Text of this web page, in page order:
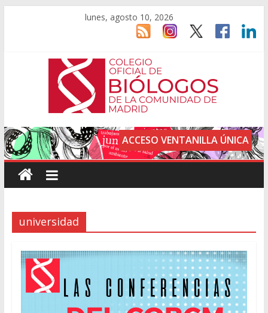
lunes, agosto 10, 2026
ACCESO VENTANILLA ÚNICA
universidad